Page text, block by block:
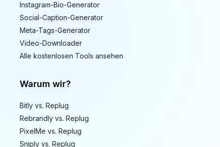
Instagram-Bio-Generator
Social-Caption-Generator
Meta-Tags-Generator
Video-Downloader
Alle kostenlosen Tools ansehen
Warum wir?
Bitly vs. Replug
Rebrandly vs. Replug
PixelMe vs. Replug
Sniply vs. Replug